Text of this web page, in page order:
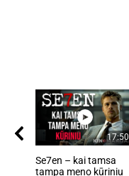
17:50
Se7en – kai tamsa
tampa meno kūriniu